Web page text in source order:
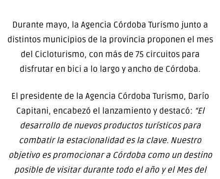
Durante mayo, la Agencia Córdoba Turismo junto a
distintos municipios de la provincia proponen el mes
del Cicloturismo, con más de 75 circuitos para
disfrutar en bici a lo largo y ancho de Córdoba.
El presidente de la Agencia Córdoba Turismo, Darío
Capitani, encabezó el lanzamiento y destacó: “El
desarrollo de nuevos productos turísticos para
combatir la estacionalidad es la clave. Nuestro
objetivo es promocionar a Córdoba como un destino
posible de visitar durante todo el año y el Mes del